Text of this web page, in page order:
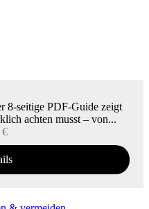
8-seitige PDF-Guide zeigt
achten musst – von...
€